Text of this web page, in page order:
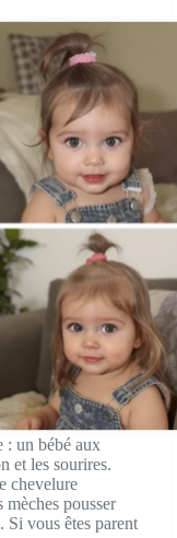
: un bébé aux
et les sourires.
chevelure
mèches pousser
Si vous êtes parent